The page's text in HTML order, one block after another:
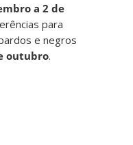
a 2 de
para
e negros
outubro.